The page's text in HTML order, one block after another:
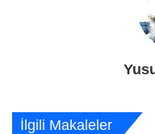
İlgili Makaleler